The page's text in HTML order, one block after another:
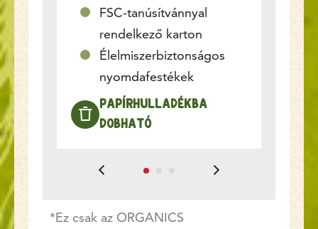
FSC-tanúsítvánnyal
rendelkező karton
Élelmiszerbiztonságos
nyomdafestékek
Papírhulladékba
dobható
*Ez csak az ORGANICS